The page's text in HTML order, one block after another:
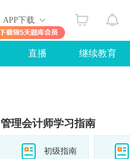
APP下载
直播 继续教育
管理会计师学习指南
初级指南